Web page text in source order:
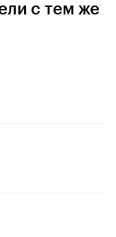
с тем же